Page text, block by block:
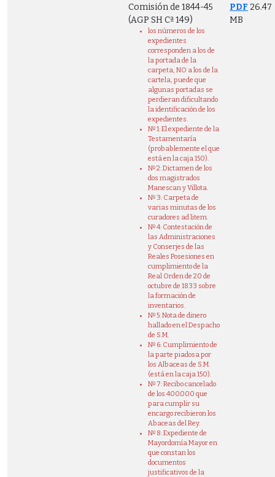
Comisión de 1844-45
(AGP SH Cª 149)
los números de los
expedientes
corresponden a los de
la portada de la
carpeta, NO a los de la
cartela, puede que
algunas portadas se
perdieran dificultando
la identificación de los
expedientes.
Nº 1: El expediente de la
Testamentaría
(probablemente el que
está en la caja 150).
Nº 2: Dictamen de los
dos magistrados
Manescan y Villota.
Nº 3: Carpeta de
varias minutas de los
curadores ad litem.
Nº 4: Contestación de
las Administraciones
y Conserjes de las
Reales Posesiones en
cumplimiento de la
Real Orden de 20 de
octubre de 1833 sobre
la formación de
inventarios.
Nº 5: Nota de dinero
hallado en el Despacho
de S.M.
Nº 6: Cumplimiento de
la parte piadosa por
los Albaceas de S.M.
(está en la caja 150).
Nº 7: Recibo cancelado
de los 400.000 que
para cumplir su
encargo recibieron los
Abaceas del Rey.
Nº 8: Expediente de
Mayordomía Mayor en
que constan los
documentos
justificativos de la
PDF 26.47
MB